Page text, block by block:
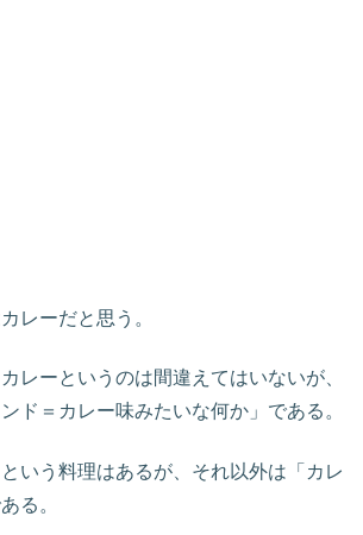
レーだと思う。
レーというのは間違えてはいないが、
ド＝カレー味みたいな何か」である。
いう料理はあるが、それ以外は「カレ
る。